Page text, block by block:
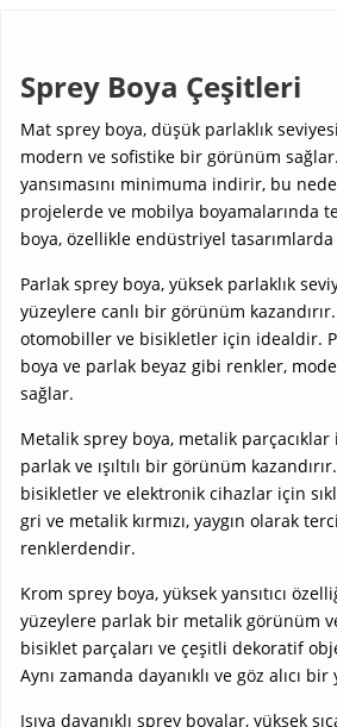
Sprey Boya Çeşitleri
Mat sprey boya, düşük parlaklık
modern ve sofistike bir görünüm sağlar.
yansımasını minimuma indirir, bu
projelerde ve mobilya boyamalarında
boya, özellikle endüstriyel
Parlak sprey boya, yüksek parlaklık
yüzeylere canlı bir görünüm
otomobiller ve bisikletler için idealdir.
boya ve parlak beyaz gibi renkler,
sağlar.
Metalik sprey boya, metalik
parlak ve ışıltılı bir görünüm
bisikletler ve elektronik cihazlar için
gri ve metalik kırmızı, yaygın olarak
renklerdendir.
Krom sprey boya, yüksek yansıtıcı
yüzeylere parlak bir metalik görünüm
bisiklet parçaları ve çeşitli dekoratif
Aynı zamanda dayanıklı ve göz alıcı
Isıya dayanıklı sprey boyalar, yüksek